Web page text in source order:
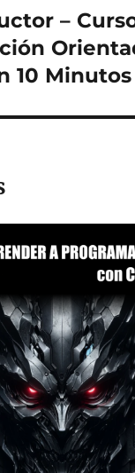
–
10